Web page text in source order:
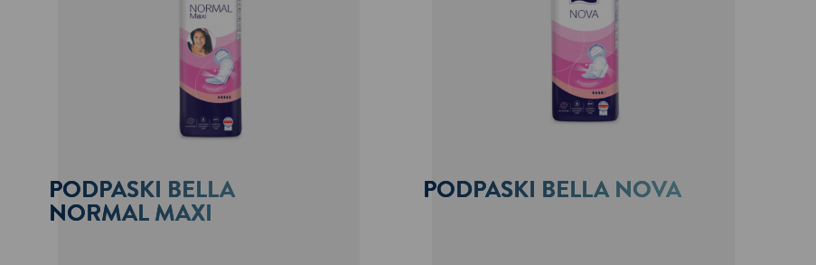
PODPASKI BELLA
NORMAL MAXI
PODPASKI BELLA NOVA